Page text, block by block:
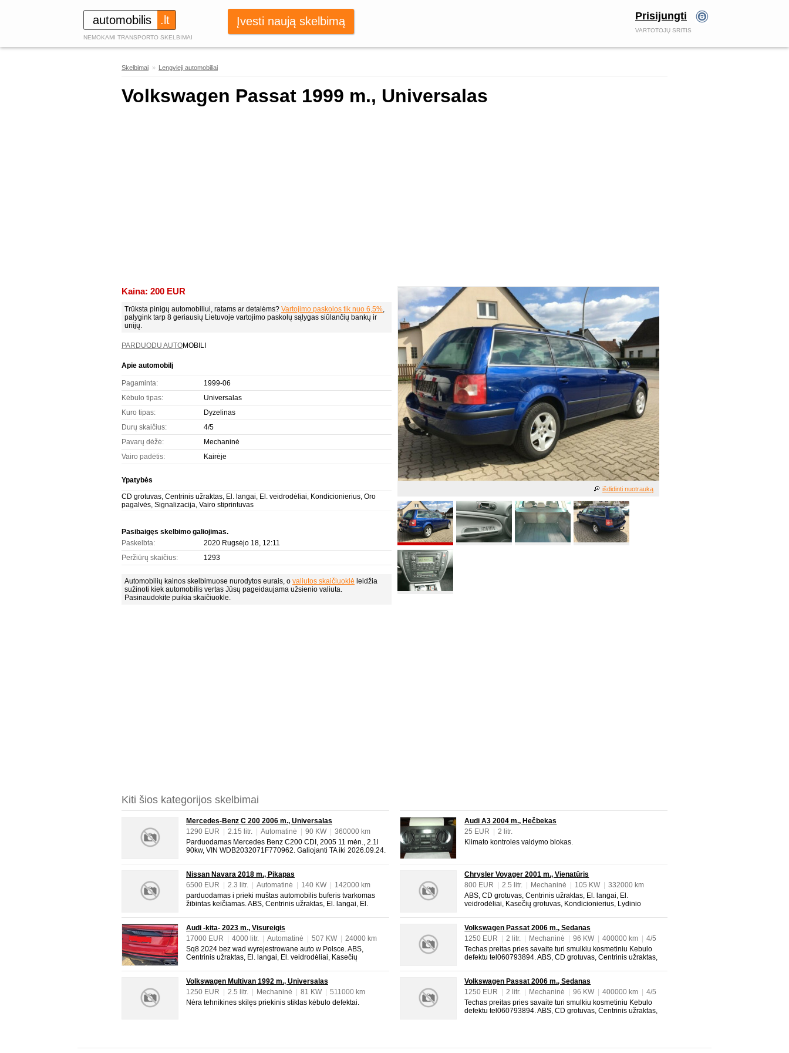
automobilis .lt
NEMOKAMI TRANSPORTO SKELBIMAI
Įvesti naują skelbimą Prisijungti
VARTOTOJŲ SRITIS
Skelbimai » Lengvieji automobiliai
Volkswagen Passat 1999 m., Universalas
išdidinti nuotrauką
Kaina: 200 EUR
Trūksta pinigų automobiliui, ratams ar detalėms? Vartojimo paskolos tik nuo 6,5%,
palygink tarp 8 geriausių Lietuvoje vartojimo paskolų sąlygas siūlančių bankų ir
unijų.
PARDUODU AUTOMOBILI
Apie automobilį
Pagaminta:
1999-06
Kėbulo tipas:
Universalas
Kuro tipas:
Dyzelinas
Durų skaičius:
4/5
Pavarų dėžė:
Mechaninė
Vairo padėtis:
Kairėje
Ypatybės
CD grotuvas, Centrinis užraktas, El. langai, El. veidrodėliai, Kondicionierius, Oro
pagalvės, Signalizacija, Vairo stiprintuvas
Pasibaigęs skelbimo galiojimas.
Paskelbta:
2020 Rugsėjo 18, 12:11
Peržiūrų skaičius:
1293
Automobilių kainos skelbimuose nurodytos eurais, o valiutos skaičiuoklė leidžia
sužinoti kiek automobilis vertas Jūsų pageidaujama užsienio valiuta.
Pasinaudokite puikia skaičiuokle.
Kiti šios kategorijos skelbimai
Mercedes-Benz C 200 2006 m., Universalas
1290 EUR
2.15 litr. Automatinė 90 KW
360000 km
| Pilka | 4/5
Parduodamas Mercedes Benz C200 CDI, 2005 11 mėn., 2.1l
90kw, VIN WDB2032071F770962. Galiojanti TA iki 2026.09.24.
priekaištų, aptarnavimai visada daryti laiku. Prieš metus pilnai
sutvarkyta gal
Nissan Navara 2018 m., Pikapas
6500 EUR
2.3 litr. Automatinė 140 KW
142000 km
| 4/5
parduodamas i prieki muštas automobilis buferis tvarkomas
žibintas keičiamas. ABS, Centrinis užraktas, El. langai, El.
ratlankiai, Lietuvoje nevažinėta, Metalikas, Navigacija, Odinis
salonas, O
Audi -kita- 2023 m., Visureigis
17000 EUR
4000 litr. Automatinė 507 KW
24000 km
| Raudona
Sq8 2024 bez wad wyrejestrowane auto w Polsce. ABS,
Centrinis užraktas, El. langai, El. veidrodėliai, Kasečių
Lietuvoje nevažinėta, Metalikas, Naujas automobilis,
Navigacija, Odinis sal
Volkswagen Multivan 1992 m., Universalas
1250 EUR
2.5 litr. Mechaninė 81 KW
511000 km
| Raudona | 4/5
Nėra tehnikines skilęs priekinis stiklas kėbulo defektai.
Audi A3 2004 m., Hečbekas
25 EUR
2 litr.
Klimato kontroles valdymo blokas.
Chrysler Voyager 2001 m., Vienatūris
800 EUR
2.5 litr. Mechaninė 105 KW
332000 km
| Juoda | 4/5
ABS, CD grotuvas, Centrinis užraktas, El. langai, El.
veidrodėliai, Kasečių grotuvas, Kondicionierius, Lydinio
stiprintuvas.
Volkswagen Passat 2006 m., Sedanas
1250 EUR
2 litr. Mechaninė 96 KW 400000 km
4/5
Techas preitas pries savaite turi smulkiu kosmetiniu Kebulo
defektu tel060793894. ABS, CD grotuvas, Centrinis užraktas,
Lydinio ratlankiai, Odinis salonas, Oro pagalvės, Vairo stiprintu
Volkswagen Passat 2006 m., Sedanas
1250 EUR
2 litr. Mechaninė 96 KW 400000 km
4/5
Techas preitas pries savaite turi smulkiu kosmetiniu Kebulo
defektu tel060793894. ABS, CD grotuvas, Centrinis užraktas,